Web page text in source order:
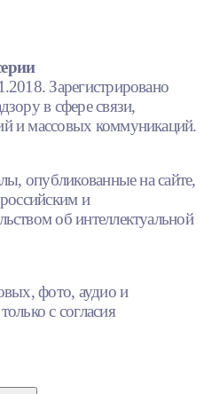
Зарегистрировано
в сфере связи,
и массовых коммуникаций.
опубликованные на сайте,
и
об интеллектуальной
фото, аудио и
с согласия